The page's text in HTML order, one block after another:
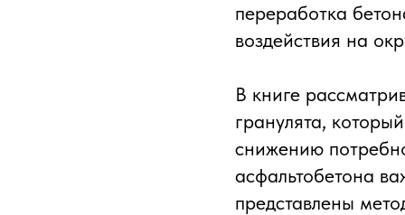
переработка
воздействия на
В книге
гранулята,
снижению
асфальтобетона
представлены